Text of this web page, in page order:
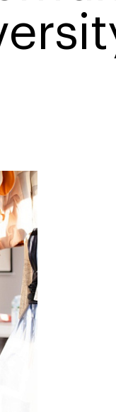
программы
Дни открытых